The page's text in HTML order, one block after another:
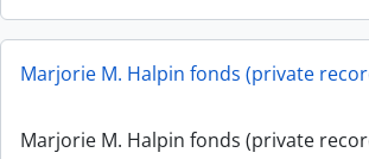
Marjorie M. Halpin fonds (private
Marjorie M. Halpin fonds (private